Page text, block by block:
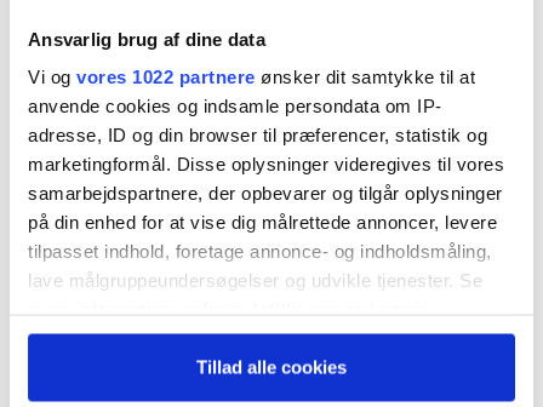
Ansvarlig brug af dine data
Vi og vores 1022 partnere ønsker dit samtykke til at
anvende cookies og indsamle persondata om IP-
adresse, ID og din browser til præferencer, statistik og
marketingformål. Disse oplysninger videregives til vores
samarbejdspartnere, der opbevarer og tilgår oplysninger
på din enhed for at vise dig målrettede annoncer, levere
tilpasset indhold, foretage annonce- og indholdsmåling,
lave målgruppeundersøgelser og udvikle tjenester. Se
persondatapolitik. Du kan altid trække dit samtykke
tilbage eller ændre indstillinger fra vores
"Cookiedeklaration", eller ved at trykke på "Privacy
Tillad alle cookies
skriver fagredaktør Carsten Vitoft.
Billige passivt investerede pensionsprodukter har
de seneste år fundet vej til pensionsselskabernes
hylder. Men de sælger ikke særligt godt.
For kunderne er det måske svært at købe idéen
om at læne sig tilbage og lade pensionen klare
sig selv. Det er måske heller ikke det, selskaberne